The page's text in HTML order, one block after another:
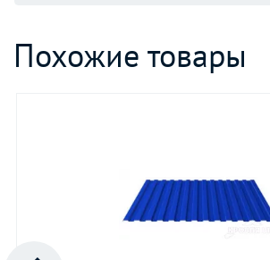
Похожие товары